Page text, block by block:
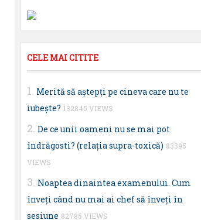
CELE MAI CITITE
Merită să aştepţi pe cineva care nu te
iubeşte? 132845 VIEWS
De ce unii oameni nu se mai pot
îndrăgosti? (relaţia supra-toxică) 83395
VIEWS
Noaptea dinaintea examenului. Cum
înveţi când nu mai ai chef să înveţi în
sesiune 82785 VIEWS